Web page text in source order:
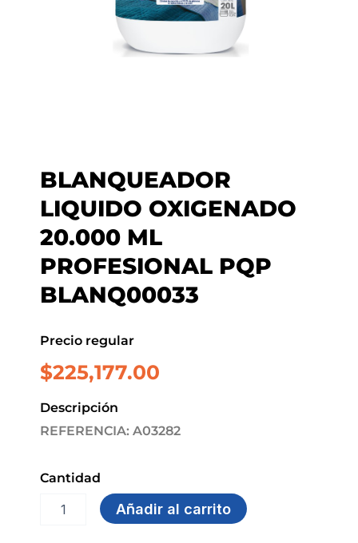
BLANQUEADOR
LIQUIDO OXIGENADO
20.000 ML
PROFESIONAL PQP
BLANQ00033
Precio regular
$225,177.00
Descripción
REFERENCIA: A03282
Cantidad
BLANQUEADOR
LIQUIDO
Añadir al carrito